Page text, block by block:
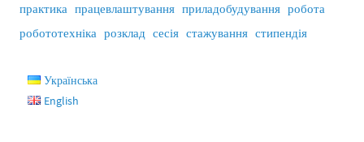
практика працевлаштування приладобудування робота
робототехніка розклад сесія стажування стипендія
Українська
English